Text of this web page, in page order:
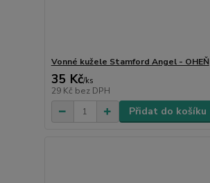
Vonné kužele Stamford Angel - OHEŇ
35 Kč/ks
29 Kč bez DPH
Přidat do košíku